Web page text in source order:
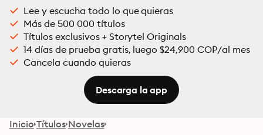
Lee y escucha todo lo que quieras
Más de 500 000 títulos
Títulos exclusivos + Storytel Originals
14 días de prueba gratis, luego $24,900 COP/al mes
Cancela cuando quieras
Descarga la app
Inicio Títulos Novelas